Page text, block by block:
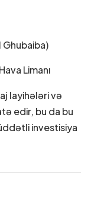
Ghubaiba)
Limanı
layihələri və
edir, bu da bu
investisiya